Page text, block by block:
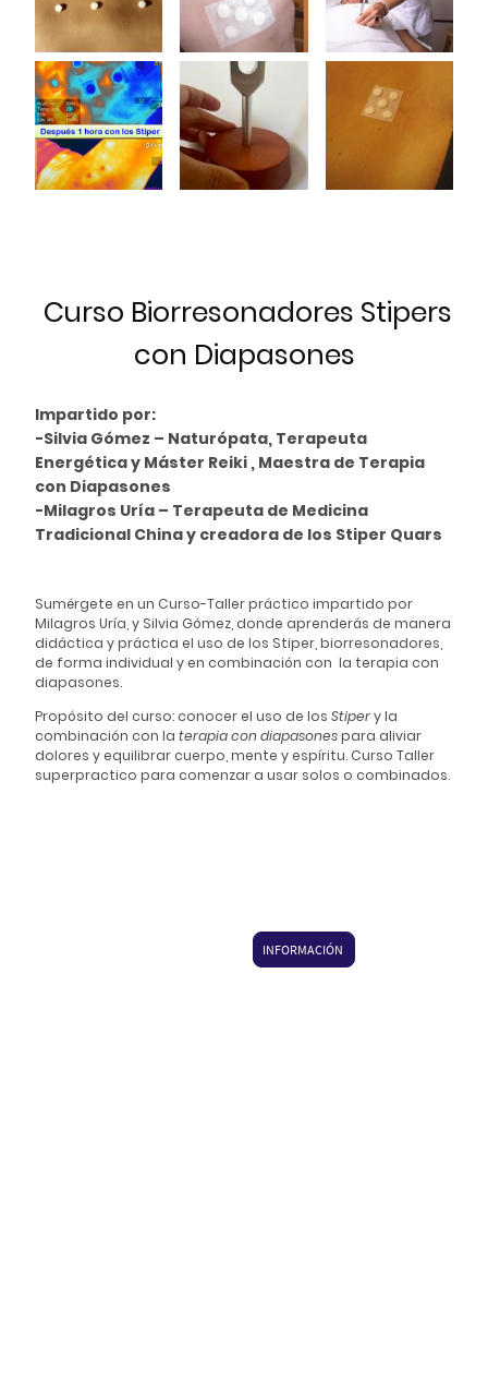
Curso Biorresonadores Stipers
con Diapasones
Impartido por:
-Silvia Gómez – Naturópata, Terapeuta
Energética y Máster Reiki , Maestra de Terapia
con Diapasones
-Milagros Uría – Terapeuta de Medicina
Tradicional China y creadora de los Stiper Quars
Sumérgete en un Curso-Taller práctico impartido por
Milagros Uría, y Silvia Gómez, donde aprenderás de manera
didáctica y práctica el uso de los Stiper, biorresonadores,
de forma individual y en combinación con la terapia con
diapasones.
Propósito del curso: conocer el uso de los Stipery la
combinación con la terapia con diapasonespara aliviar
dolores y equilibrar cuerpo, mente y espíritu. Curso Taller
superpractico para comenzar a usar solos o combinados.
INFORMACIÓN